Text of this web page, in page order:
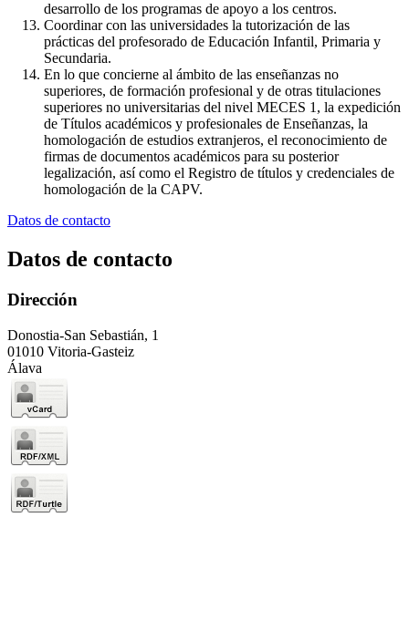
desarrollo de los programas de apoyo a los centros.
Coordinar con las universidades la tutorización de las
prácticas del profesorado de Educación Infantil, Primaria y
Secundaria.
En lo que concierne al ámbito de las enseñanzas no
superiores, de formación profesional y de otras titulaciones
superiores no universitarias del nivel MECES 1, la expedición
de Títulos académicos y profesionales de Enseñanzas, la
homologación de estudios extranjeros, el reconocimiento de
firmas de documentos académicos para su posterior
legalización, así como el Registro de títulos y credenciales de
homologación de la CAPV.
Datos de contacto
Datos de contacto
Dirección
Donostia-San Sebastián, 1
01010 Vitoria-Gasteiz
Álava